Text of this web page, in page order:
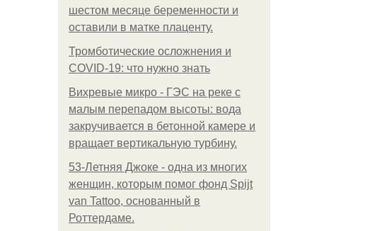
шестом месяце беременности и
оставили в матке плаценту.
Тромботические осложнения и
COVID-19: что нужно знать
Вихревые микро - ГЭС на реке с
малым перепадом высоты: вода
закручивается в бетонной камере и
вращает вертикальную турбину.
53-Летняя Джоке - одна из многих
женщин, которым помог фонд Spijt
van Tattoo, основанный в
Роттердаме.